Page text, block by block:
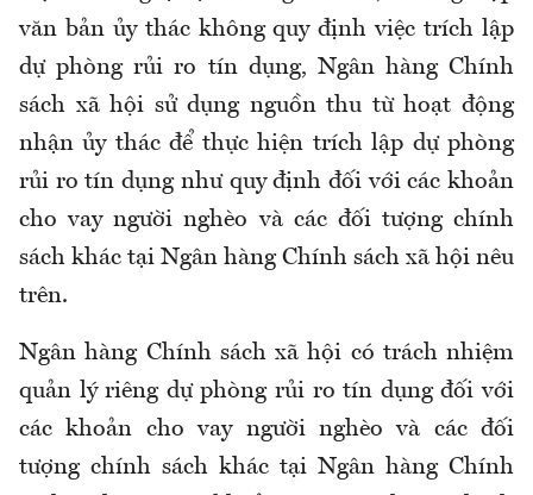
văn bản ủy thác không quy định việc trích lập
dự phòng rủi ro tín dụng, Ngân hàng Chính
sách xã hội sử dụng nguồn thu từ hoạt động
nhận ủy thác để thực hiện trích lập dự phòng
rủi ro tín dụng như quy định đối với các khoản
cho vay người nghèo và các đối tượng chính
sách khác tại Ngân hàng Chính sách xã hội nêu
trên.
Ngân hàng Chính sách xã hội có trách nhiệm
quản lý riêng dự phòng rủi ro tín dụng đối với
các khoản cho vay người nghèo và các đối
tượng chính sách khác tại Ngân hàng Chính